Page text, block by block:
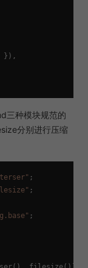
}),
种模块规范的
分别进行压缩
;
;